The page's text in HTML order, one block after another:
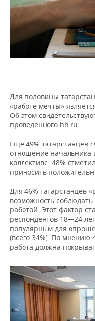
НЕФТЬ
ОПК
РОЗНИЧНАЯ
ТРАНСПОРТ
УСЛУГИ
НОВОСТИ
МЕДИА
МЕРОПРИЯТИЯ
НОВОСТИ
ВЫЕЗДНАЯ
ONLINE-
ОТКРЫТАЯ ЛЕКЦИЯ
СПОРТ
НОВОСТИ СПОРТА
ХОККЕЙ
БАСКЕТБОЛ
ВОЛЕЙБОЛ
КИБЕРСПОРТ
ФИГУРНОЕ КАТАНИЕ
ВОДНЫЕ ВИДЫ
ХОККЕЙ С МЯЧОМ
ОБЩЕСТВО
ВЛАСТЬ
ИНФРАСТРУКТУРА
ИСТОРИЯ
КУЛЬТУРА
МЕДИЦИНА
ОБРАЗОВАНИЕ
ПРОИСШЕСТВИЯ
СЮЖЕТЫ
СПРАВОЧНИК
СПИСОК ПЕРСОН
СПИСОК КОМПАНИЙ
ПОЛНАЯ ВЕРСИЯ
Для половины
«работе мечты»
Об этом
проведенного hh.ru.
Еще 49% татарстанцев
отношение начальника
коллективе. 48%
приносить
Для 46% татарстанцев
возможность
работой. Этот фактор
респондентов 18—24
популярным для
(всего 34%). По мнению
работа должна